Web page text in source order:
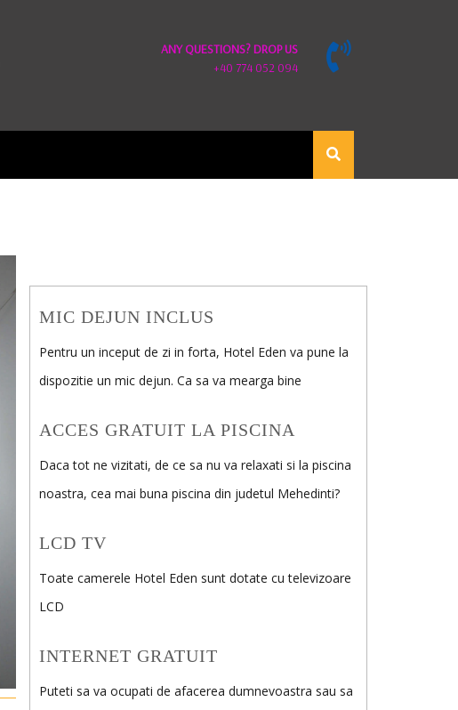
ANY QUESTIONS? DROP US
+40 774 052 094
MIC DEJUN INCLUS
Pentru un inceput de zi in forta, Hotel Eden va pune la
dispozitie un mic dejun. Ca sa va mearga bine
ACCES GRATUIT LA PISCINA
Daca tot ne vizitati, de ce sa nu va relaxati si la piscina
noastra, cea mai buna piscina din judetul Mehedinti?
LCD TV
Toate camerele Hotel Eden sunt dotate cu televizoare
LCD
INTERNET GRATUIT
Puteti sa va ocupati de afacerea dumnevoastra sau sa